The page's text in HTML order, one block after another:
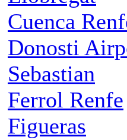
Cuenca
Donosti
Sebastian
Ferrol Renfe
Figueras